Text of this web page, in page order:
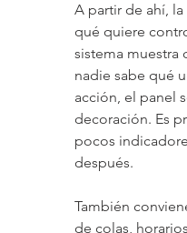
A partir de ahí,
qué quiere
sistema muestra
nadie sabe qué
acción, el panel
decoración. Es
pocos
después.
También
de colas,